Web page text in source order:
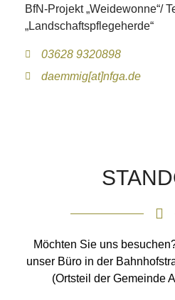
BfN-Projekt „Weidewonne“/
„Landschaftspflegeherde“
03628 9320898
daemmig[at]nfga.de
Möchten Sie uns
unser Büro in der
(Ortsteil der Gemeinde